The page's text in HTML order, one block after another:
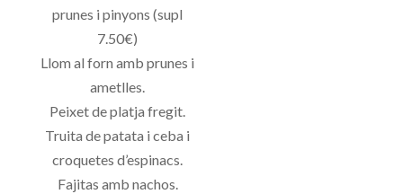
prunes i pinyons (supl
7.50€)
Llom al forn amb prunes i
ametlles.
Peixet de platja fregit.
Truita de patata i ceba i
croquetes d’espinacs.
Fajitas amb nachos.